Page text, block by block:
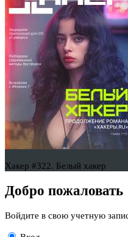
Хакер #322. Белый хакер
Добро пожаловать
Войдите в свою учетную